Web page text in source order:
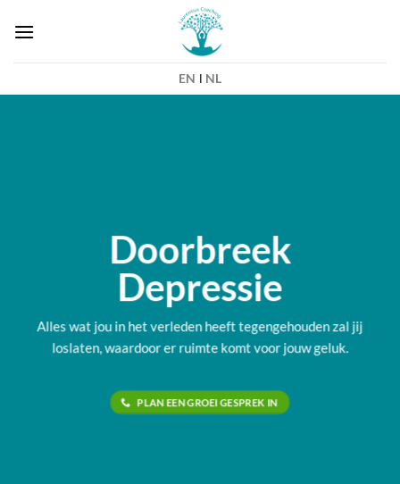
naar
EN l NL
Doorbreek
Depressie
Alles wat jou in het verleden heeft tegengehouden zal jij
loslaten, waardoor er ruimte komt voor jouw geluk.
PLAN EEN GROEI GESPREK IN